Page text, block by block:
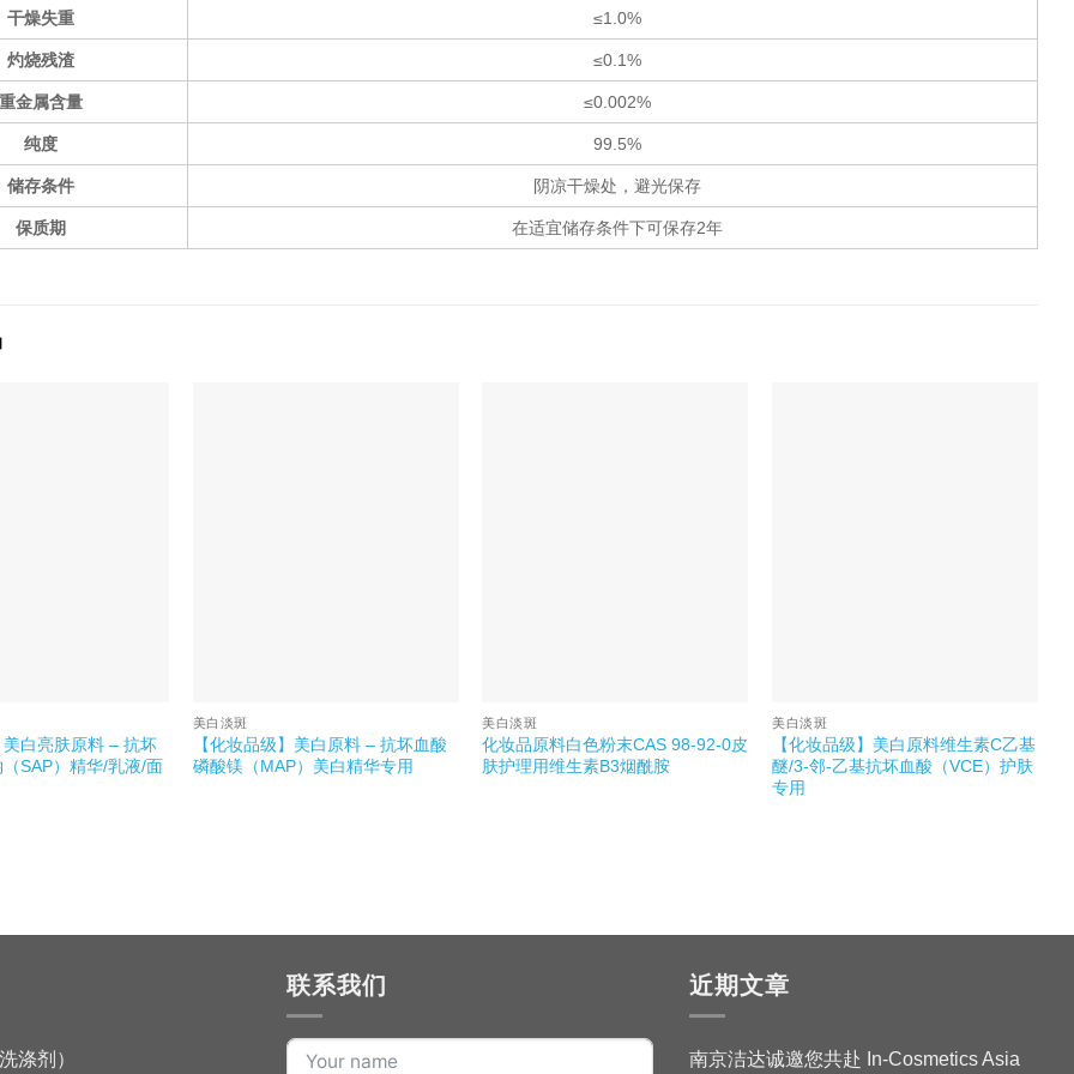
干燥失重 ≤1.0%
灼烧残渣 ≤0.1%
重金属含量 ≤0.002%
纯度 99.5%
储存条件 阴凉干燥处，避光保存
保质期 在适宜储存条件下可保存2年
白亮肤原料 – 抗坏
SAP）精华/乳液/面
美白淡斑
【化妆品级】美白原料 – 抗坏血酸
磷酸镁（MAP）美白精华专用
美白淡斑
化妆品原料白色粉末CAS 98-92-0皮
肤护理用维生素B3烟酰胺
美白淡斑
【化妆品级】美白原料维生素C乙基
醚/3-邻-乙基抗坏血酸（VCE）护肤
专用
涤剂）
联系我们 近期文章
南京洁达诚邀您共赴 In-Cosmetics Asia